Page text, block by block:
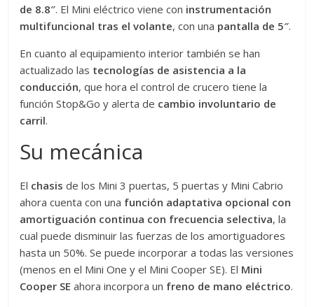
de 8.8″. El Mini eléctrico viene con instrumentación
multifuncional tras el volante, con una pantalla de 5″.
En cuanto al equipamiento interior también se han
actualizado las tecnologías de asistencia a la
conducción, que hora el control de crucero tiene la
función Stop&Go y alerta de cambio involuntario de
carril.
Su mecánica
El chasis de los Mini 3 puertas, 5 puertas y Mini Cabrio
ahora cuenta con una función adaptativa opcional con
amortiguación continua con frecuencia selectiva, la
cual puede disminuir las fuerzas de los amortiguadores
hasta un 50%. Se puede incorporar a todas las versiones
(menos en el Mini One y el Mini Cooper SE). El Mini
Cooper SE ahora incorpora un freno de mano eléctrico.